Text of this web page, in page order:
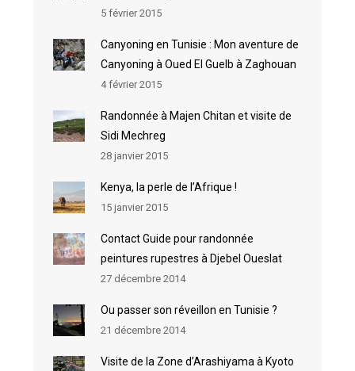
5 février 2015
Canyoning en Tunisie : Mon aventure de
Canyoning à Oued El Guelb à Zaghouan
4 février 2015
Randonnée à Majen Chitan et visite de
Sidi Mechreg
28 janvier 2015
Kenya, la perle de l’Afrique !
15 janvier 2015
Contact Guide pour randonnée
peintures rupestres à Djebel Oueslat
27 décembre 2014
Ou passer son réveillon en Tunisie ?
21 décembre 2014
Visite de la Zone d’Arashiyama à Kyoto